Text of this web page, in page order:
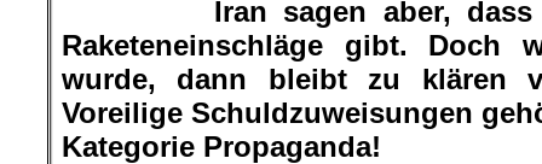
Iran sagen aber,
Raketeneinschläge gibt. Doch
wurde, dann bleibt zu klären
Voreilige Schuldzuweisungen
Kategorie Propaganda!